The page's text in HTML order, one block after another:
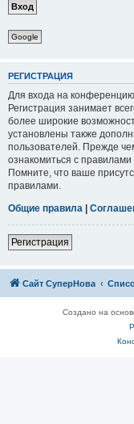
Google
РЕГИСТРАЦИЯ
Для входа на
Регистрация занимает
более широкие
установлены также
пользователей. Прежде
ознакомиться с
Помните, что ваше
правилами.
Общие правила |
Регистрация
Сайт СуперНова
Создано на